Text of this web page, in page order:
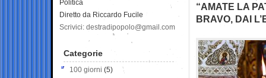
“AMATE LA
BRAVO, DAI
Politica
Diretto da Riccardo Fucile
Scrivici: destradipopolo@gmail.com
Categorie
100 giorni (5)